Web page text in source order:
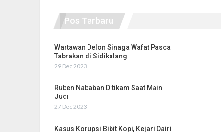
Pos Terbaru
Wartawan Delon Sinaga Wafat Pasca
Tabrakan di Sidikalang
29 Dec 2023
Ruben Nababan Ditikam Saat Main
Judi
27 Dec 2023
Kasus Korupsi Bibit Kopi, Kejari Dairi